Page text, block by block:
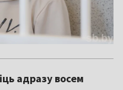
адразу восем